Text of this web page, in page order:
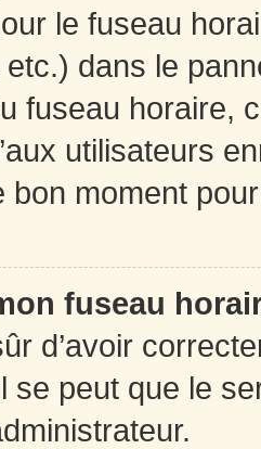
le fuseau
dans le
fuseau horaire,
utilisateurs
bon moment
fuseau
d’avoir
il se peut que le